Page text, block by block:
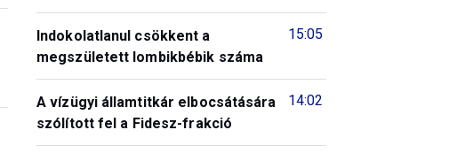
15:05
Indokolatlanul csökkent a
megszületett lombikbébik száma
14:02
A vízügyi államtitkár elbocsátására
szólított fel a Fidesz-frakció